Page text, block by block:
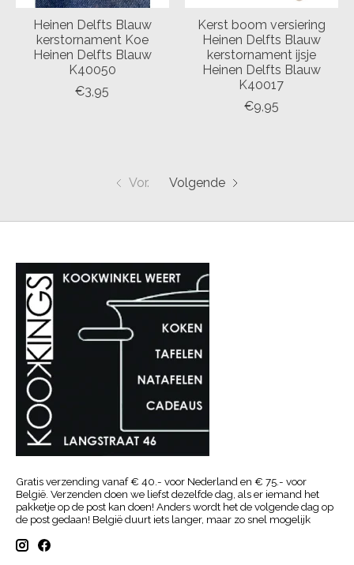
Heinen Delfts Blauw
kerstornament Koe
Heinen Delfts Blauw
K40050
€3,95
Kerst boom versiering
Heinen Delfts Blauw
kerstornament ijsje
Heinen Delfts Blauw
K40017
€9,95
Vor. Volgende
Gratis verzending vanaf € 40.- voor Nederland en € 75.- voor
België. Verzenden doen we liefst dezelfde dag, als er iemand het
pakketje op de post kan doen! Anders wordt het de volgende dag op
de post gedaan! België duurt iets langer, maar zo snel mogelijk